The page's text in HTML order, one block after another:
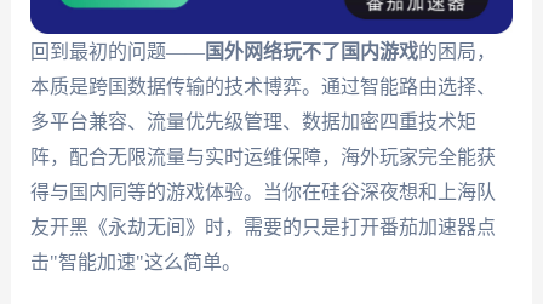
回到最初的问题——国外网络玩不了国内游戏的困局，
本质是跨国数据传输的技术博弈。通过智能路由选择、
多平台兼容、流量优先级管理、数据加密四重技术矩
阵，配合无限流量与实时运维保障，海外玩家完全能获
得与国内同等的游戏体验。当你在硅谷深夜想和上海队
友开黑《永劫无间》时，需要的只是打开番茄加速器点
击"智能加速"这么简单。